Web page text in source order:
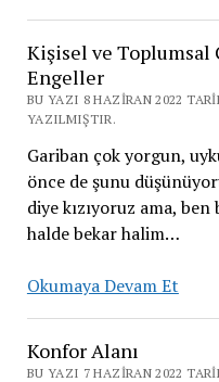
31
Kişisel ve
Engeller
BU YAZI 8 HAZIRAN 2022
YAZILMIŞTIR.
Gariban çok yorgun,
önce de şunu
diye kızıyoruz ama,
halde bekar halim…
Okumaya Devam EtKişisel
Konfor Alanı
BU YAZI 7 HAZIRAN 2022